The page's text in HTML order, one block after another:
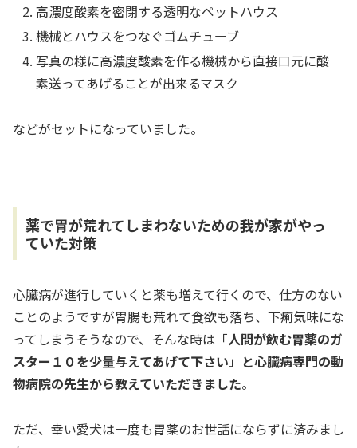
高濃度酸素を密閉する透明なペットハウス
機械とハウスをつなぐゴムチューブ
写真の様に高濃度酸素を作る機械から直接口元に酸
素送ってあげることが出来るマスク
などがセットになっていました。
薬で胃が荒れてしまわないための我が家がやっ
ていた対策
心臓病が進行していくと薬も増えて行くので、仕方のない
ことのようですが胃腸も荒れて食欲も落ち、下痢気味にな
ってしまうそうなので、そんな時は「人間が飲む胃薬のガ
スター１０を少量与えてあげて下さい」と心臓病専門の動
物病院の先生から教えていただきました。
ただ、幸い愛犬は一度も胃薬のお世話にならずに済みまし